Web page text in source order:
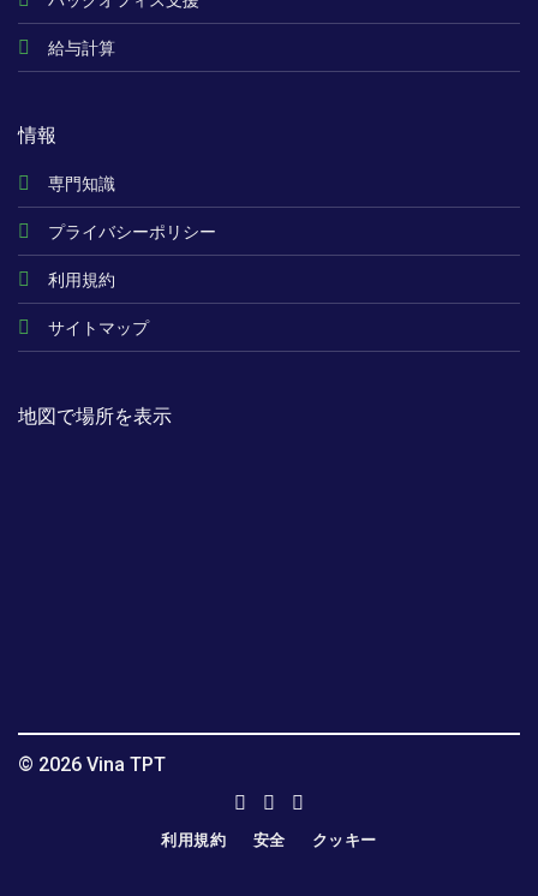
給与計算
情報
専門知識
プライバシーポリシー
利用規約
サイトマップ
地図で場所を表示
© 2026 Vina TPT
利用規約 安全 クッキー